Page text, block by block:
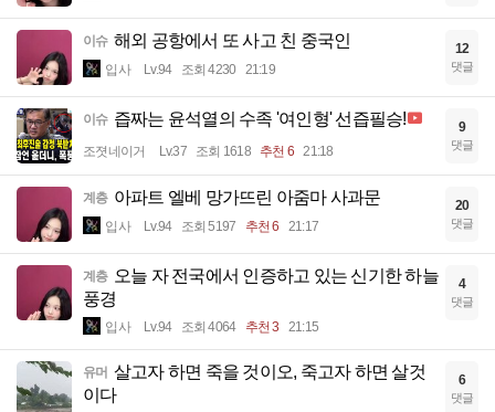
이슈 해외 공항에서 또 사고 친 중국인
입사 Lv.94 조회 4230 21:19
12
댓글
이슈 즙짜는 윤석열의 수족 '여인형' 선즙필승!
조졋네이거 Lv.37 조회 1618 추천 6 21:18
9
댓글
계층 아파트 엘베 망가뜨린 아줌마 사과문
입사 Lv.94 조회 5197 추천 6 21:17
20
댓글
계층 오늘 자 전국에서 인증하고 있는 신기한 하늘
풍경
입사 Lv.94 조회 4064 추천 3 21:15
4
댓글
유머 살고자 하면 죽을 것이오, 죽고자 하면 살것
이다
6
댓글